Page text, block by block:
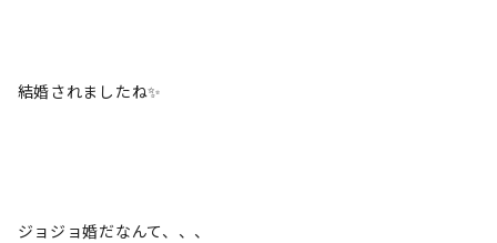
結婚されましたね✨
ジョジョ婚だなんて、、、